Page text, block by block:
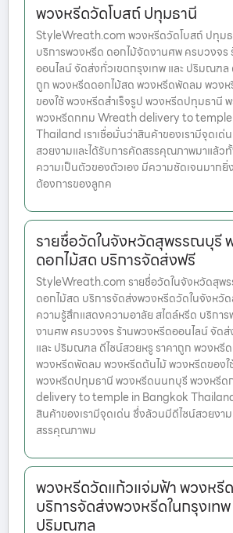
พวงหรีดวัดโบสถ์ ปทุมธานี
StyleWreath.com พวงหรีดวัดโบสถ์ ปทุมธ
บริการพวงหรีด ดอกไม้จัดงานศพ ครบวงจร
ออนไลน์ จัดส่งทั่วเขตกรุงเทพ และ ปริมณฑล
ถูก พวงหรีดดอกไม้สด พวงหรีดพัดลม พวง
ของใช้ พวงหรีดสำเร็จรูป พวงหรีดปทุมธานี
พวงหรีดกทม Wreath delivery to
Thailand เราเชื่อมั่นว่าสินค้าของเรามีจุดเ
สวยงามและได้รับการคัดสรรคุณภาพมาแล้ว
ความเป็นตัวของตัวเอง มีความชัดเจนมาก
ต้องการของลูกค
รายชื่อวัดในจังหวัดสุพรรณบุรี
ดอกไม้สด บริการจัดส่งฟรี
StyleWreath.com รายชื่อวัดในจังหวัดสุพ
ดอกไม้สด บริการจัดส่งพวงหรีดวัดในจังหวั
ความรู้สึกแสดงความอาลัย สไตล์หรีด บริกา
งานศพ ครบวงจร ร้านพวงหรีดออนไลน์ จัดส่
และ ปริมณฑล ดีไซน์สวยหรู ราคาถูก พวงหรี
พวงหรีดพัดลม พวงหรีดต้นไม้ พวงหรีดของใ
พวงหรีดปทุมธานี พวงหรีดนนทบุรี พวงหรี
delivery to temple in Bangkok Thailand
สินค้าของเรามีจุดเด่น ซึ่งล้วนมีดีไซน์สวยงา
สรรคุณภาพม
พวงหรีดวัดแก้วแจ่มฟ้า พวงหรี
บริการจัดส่งพวงหรีดในกรุงเทพ
ปริมณฑล